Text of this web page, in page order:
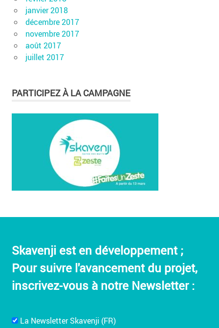
janvier 2018
décembre 2017
novembre 2017
août 2017
juillet 2017
PARTICIPEZ À LA CAMPAGNE
Skavenji est en développement ;
Pour suivre l'avancement du projet,
inscrivez-vous à notre Newsletter :
La Newsletter Skavenji (FR)